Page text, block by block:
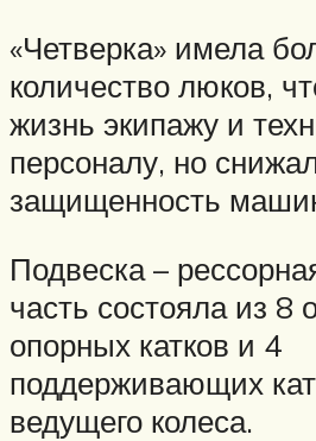
«Четверка» имела
количество люков,
жизнь экипажу и
персоналу, но
защищенность
Подвеска –
часть состояла из 8
опорных катков и 4
поддерживающих
ведущего колеса.